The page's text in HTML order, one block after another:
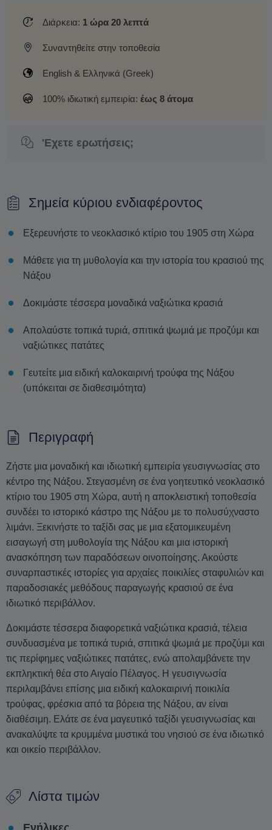
Διάρκεια: 1 ώρα 20 λεπτά
Συναντηθείτε στην τοποθεσία
English & Ελληνικά (Greek)
100% ιδιωτική εμπειρία: έως 8 άτομα
'Εχετε ερωτήσεις;
Σημεία κύριου ενδιαφέροντος
Εξερευνήστε το νεοκλασικό κτίριο του 1905 στη Χώρα
Μάθετε για τη μυθολογία και την ιστορία του κρασιού της
Νάξου
Δοκιμάστε τέσσερα μοναδικά ναξιώτικα κρασιά
Απολαύστε τοπικά τυριά, σπιτικά ψωμιά με προζύμι και
ναξιώτικες πατάτες
Γευτείτε μια ειδική καλοκαιρινή τρούφα της Νάξου
(υπόκειται σε διαθεσιμότητα)
Περιγραφή
Ζήστε μια μοναδική και ιδιωτική εμπειρία γευσιγνωσίας στο
κέντρο της Νάξου. Στεγασμένη σε ένα γοητευτικό νεοκλασικό
κτίριο του 1905 στη Χώρα, αυτή η αποκλειστική τοποθεσία
συνδέει το ιστορικό κάστρο της Νάξου με το πολυσύχναστο
λιμάνι. Ξεκινήστε το ταξίδι σας με μια εξατομικευμένη
εισαγωγή στη μυθολογία της Νάξου και μια ιστορική
ανασκόπηση των παραδόσεων οινοποίησης. Ακούστε
συναρπαστικές ιστορίες για αρχαίες ποικιλίες σταφυλιών και
παραδοσιακές μεθόδους παραγωγής κρασιού σε ένα
ιδιωτικό περιβάλλον.
Δοκιμάστε τέσσερα διαφορετικά ναξιώτικα κρασιά, τέλεια
συνδυασμένα με τοπικά τυριά, σπιτικά ψωμιά με προζύμι και
τις περίφημες ναξιώτικες πατάτες, ενώ απολαμβάνετε την
εκπληκτική θέα στο Αιγαίο Πέλαγος. Η γευσιγνωσία
περιλαμβάνει επίσης μια ειδική καλοκαιρινή ποικιλία
τρούφας, φρέσκια από τα βόρεια της Νάξου, αν είναι
διαθέσιμη. Ελάτε σε ένα μαγευτικό ταξίδι γευσιγνωσίας και
ανακαλύψτε τα κρυμμένα μυστικά του νησιού σε ένα ιδιωτικό
και οικείο περιβάλλον.
Λίστα τιμών